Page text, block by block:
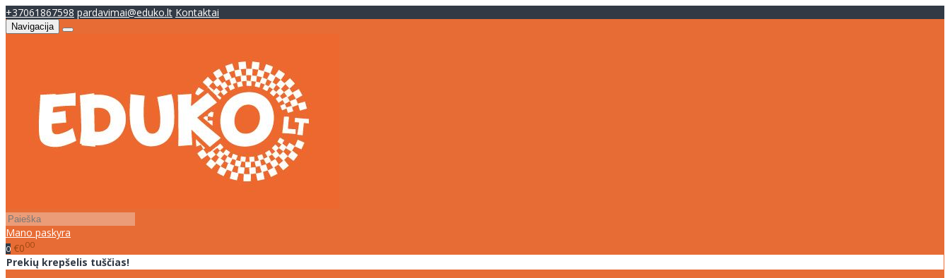
+37061867598 pardavimai@eduko.lt Kontaktai
Navigacija
Mano paskyra
0 €000
Prekių krepšelis tuščias!